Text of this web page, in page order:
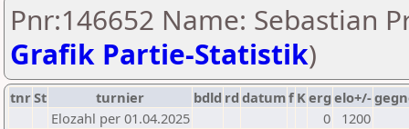
Pnr:146652 Name: Sebastian
Grafik Partie-Statistik)
tnrSt turnier bdld rd datumf Kerg elo+/-
Elozahl per 01.04.2025
0
1200